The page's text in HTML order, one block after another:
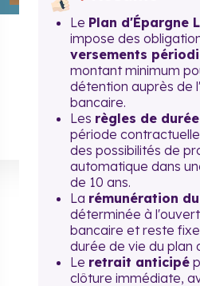
Le Plan d'Épargne
impose des
versements
montant minimum
détention auprès de
bancaire.
Les règles de durée
période
des possibilités de
automatique dans
de 10 ans.
La rémunération du
déterminée à
bancaire et reste
durée de vie du plan
Le retrait anticipé
clôture immédiate,